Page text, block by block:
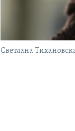
Светлана